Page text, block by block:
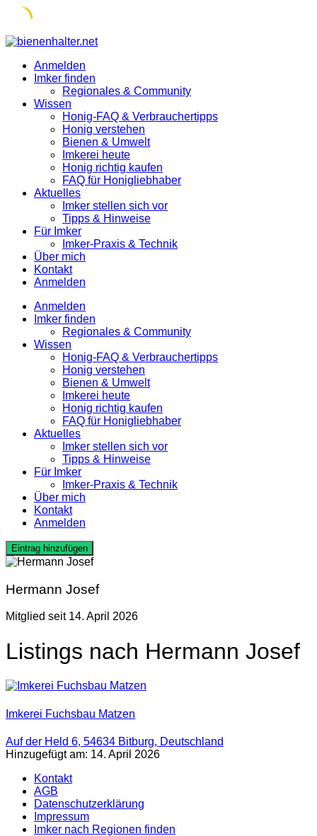
Skip
contentAnmelden
Imker finden
Regionales & Community
Wissen
Honig-FAQ & Verbrauchertipps
Honig verstehen
Bienen & Umwelt
Imkerei heute
Honig richtig kaufen
FAQ für Honigliebhaber
Aktuelles
Imker stellen sich vor
Tipps & Hinweise
Für Imker
Imker-Praxis & Technik
Über mich
Kontakt
Anmelden
Anmelden
Imker finden
Regionales & Community
Wissen
Honig-FAQ & Verbrauchertipps
Honig verstehen
Bienen & Umwelt
Imkerei heute
Honig richtig kaufen
FAQ für Honigliebhaber
Aktuelles
Imker stellen sich vor
Tipps & Hinweise
Für Imker
Imker-Praxis & Technik
Über mich
Kontakt
Anmelden
Eintrag hinzufügen
Hermann Josef
Mitglied seit 14. April 2026
Listings nach Hermann Josef
Imkerei Fuchsbau Matzen
Auf der Held 6, 54634 Bitburg, Deutschland
Hinzugefügt am: 14. April 2026
Kontakt
AGB
Datenschutzerklärung
Impressum
Imker nach Regionen finden